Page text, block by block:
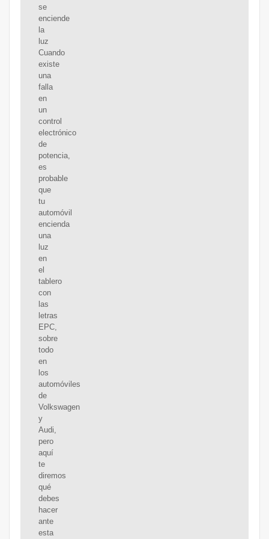
se
enciende
la
luz
Cuando
existe
una
falla
en
un
control
electrónico
de
potencia,
es
probable
que
tu
automóvil
encienda
una
luz
en
el
tablero
con
las
letras
EPC,
sobre
todo
en
los
automóviles
de
Volkswagen
y
Audi,
pero
aquí
te
diremos
qué
debes
hacer
ante
esta